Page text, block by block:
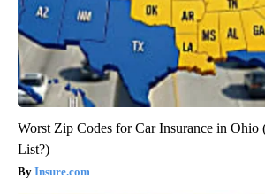
Worst Zip Codes for Car Insurance in Ohio
List?)
Insure.com